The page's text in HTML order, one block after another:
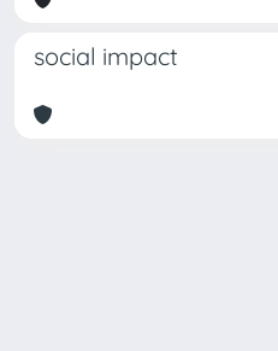
social impact